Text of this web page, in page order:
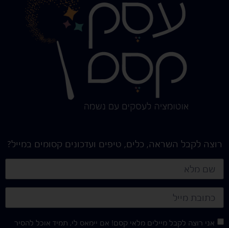
רוצה לקבל השראה, כלים, טיפים ועדכונים קסומים במייל?
אני רוצה לקבל מיילים מלאי קסם! אם יימאס לי, תמיד אוכל להסיר